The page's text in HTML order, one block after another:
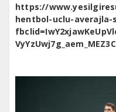
https://
hentbol-uclu-averajla-